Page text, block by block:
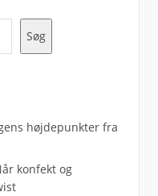
Søg
højdepunkter fra
konfekt og